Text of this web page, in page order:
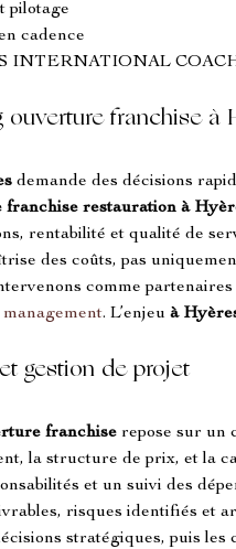
pilotage
cadence
INTERNATIONAL
franchise à
demande des décisions
restauration à
rentabilité et qualité de
des coûts, pas
comme
. L’enjeu à
gestion de projet
franchise repose sur un
la structure de prix, et la
et un suivi des
risques identifiés et
stratégiques, puis